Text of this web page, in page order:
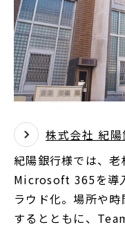
株式会社 紀陽
紀陽銀行様では、
Microsoft 365を導
ラウド化。場所や
するとともに、